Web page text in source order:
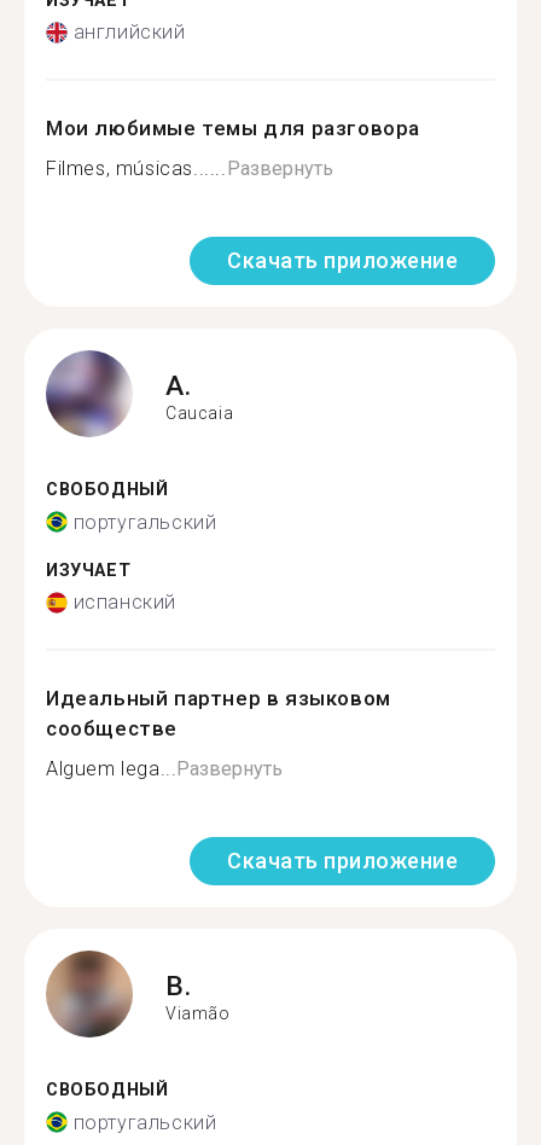
английский
Мои любимые темы для разговора
Filmes, músicas......Развернуть
Скачать приложение
A.
Caucaia
СВОБОДНЫЙ
португальский
ИЗУЧАЕТ
испанский
Идеальный партнер в языковом
сообществе
Alguem lega...Развернуть
Скачать приложение
B.
Viamão
СВОБОДНЫЙ
португальский